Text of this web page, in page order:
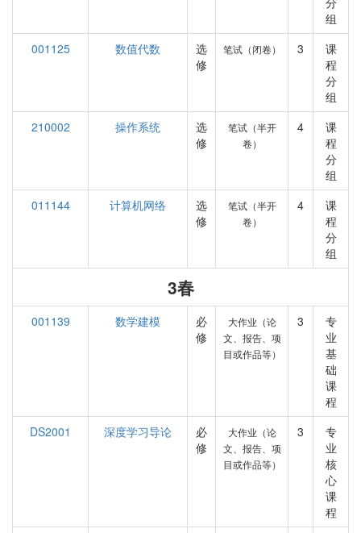
组
001125
数值代数
选
修
笔试（闭卷） 3
课
程
分
组
210002
操作系统
选
修
笔试（半开
卷）
4
课
程
分
组
011144
计算机网络
选
修
笔试（半开
卷）
4
课
程
分
组
3春
001139 数学建模
必
修
大作业（论
文、报告、项
目或作品等）
3
专
业
基
础
课
程
DS2001
深度学习导论
必
修
大作业（论
文、报告、项
目或作品等）
3
专
业
核
心
课
程